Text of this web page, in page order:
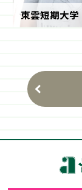
東雲短期大学